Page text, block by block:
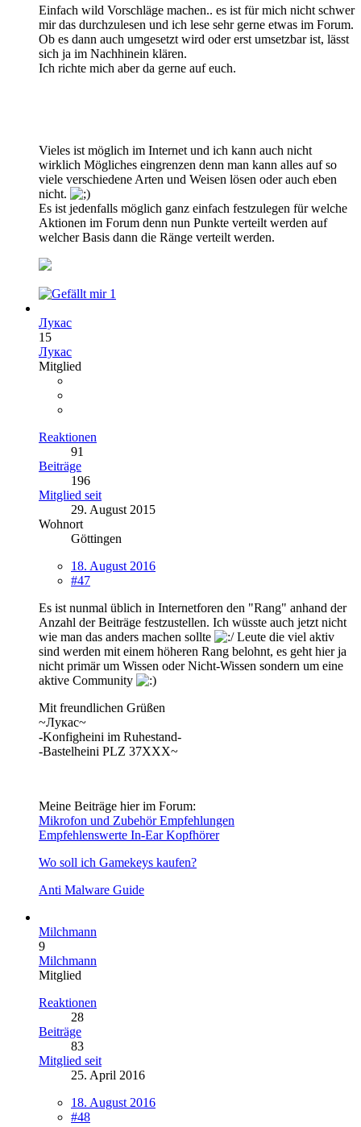
Einfach wild Vorschläge machen.. es ist für mich nicht schwer
mir das durchzulesen und ich lese sehr gerne etwas im Forum.
Ob es dann auch umgesetzt wird oder erst umsetzbar ist, lässt
sich ja im Nachhinein klären.
Ich richte mich aber da gerne auf euch.
Vieles ist möglich im Internet und ich kann auch nicht
wirklich Mögliches eingrenzen denn man kann alles auf so
viele verschiedene Arten und Weisen lösen oder auch eben
nicht.
Es ist jedenfalls möglich ganz einfach festzulegen für welche
Aktionen im Forum denn nun Punkte verteilt werden auf
welcher Basis dann die Ränge verteilt werden.
1
Лукас
15
Лукас
Mitglied
Reaktionen
91
Beiträge
196
Mitglied seit
29. August 2015
Wohnort
Göttingen
18. August 2016
#47
Es ist nunmal üblich in Internetforen den "Rang" anhand der
Anzahl der Beiträge festzustellen. Ich wüsste auch jetzt nicht
wie man das anders machen sollte
Leute die viel aktiv
sind werden mit einem höheren Rang belohnt, es geht hier ja
nicht primär um Wissen oder Nicht-Wissen sondern um eine
aktive Community
Mit freundlichen Grüßen
~Лукас~
-Konfigheini im Ruhestand-
-Bastelheini PLZ 37XXX~
Meine Beiträge hier im Forum:
Mikrofon und Zubehör Empfehlungen
Empfehlenswerte In-Ear Kopfhörer
Wo soll ich Gamekeys kaufen?
Anti Malware Guide
Milchmann
9
Milchmann
Mitglied
Reaktionen
28
Beiträge
83
Mitglied seit
25. April 2016
18. August 2016
#48